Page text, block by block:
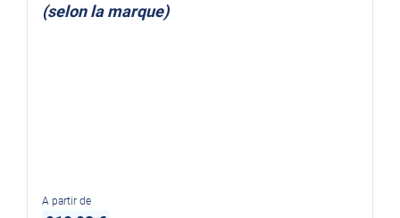
(selon la marque)
A partir de